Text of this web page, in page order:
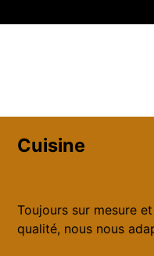
Cuisine
Toujours sur mesure
qualité, nous nous